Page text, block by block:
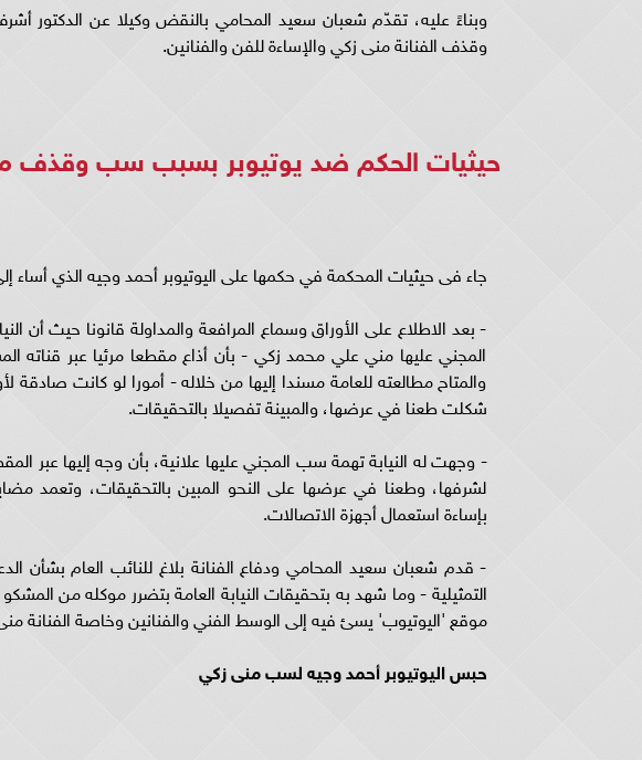
وبناءً عليه، تقدّم شعبان سعيد المحامي بالنقض وكيلا عن الدكتور
وقذف الفنانة منى زكي والإساءة للفن والفنانين.
حيثيات الحكم ضد يوتيوبر بسبب سب وقذف
جاء فى حيثيات المحكمة في حكمها على اليوتيوبر أحمد وجيه الذي أساء
- بعد الاطلاع على الأوراق وسماع المرافعة والمداولة قانونا حيث أن
المجني عليها مني علي محمد زكي - بأن أذاع مقطعا مرئيا عبر قناته
والمتاح مطالعته للعامة مسندا إليها من خلاله - أمورا لو كانت
شكلت طعنا في عرضها، والمبينة تفصيلا بالتحقيقات.
- وجهت له النيابة تهمة سب المجني عليها علانية، بأن وجه إليها عبر
لشرفها، وطعنا في عرضها على النحو المبين بالتحقيقات، وتعمد
بإساءة استعمال أجهزة الاتصالات.
- قدم شعبان سعيد المحامي ودفاع الفنانة بلاغ للنائب العام
التمثيلية - وما شهد به بتحقيقات النيابة العامة بتضرر موكله من
موقع 'اليوتيوب' يسئ فيه إلى الوسط الفني والفنانين وخاصة الفنانة
حبس اليوتيوبر أحمد وجيه لسب منى زكي